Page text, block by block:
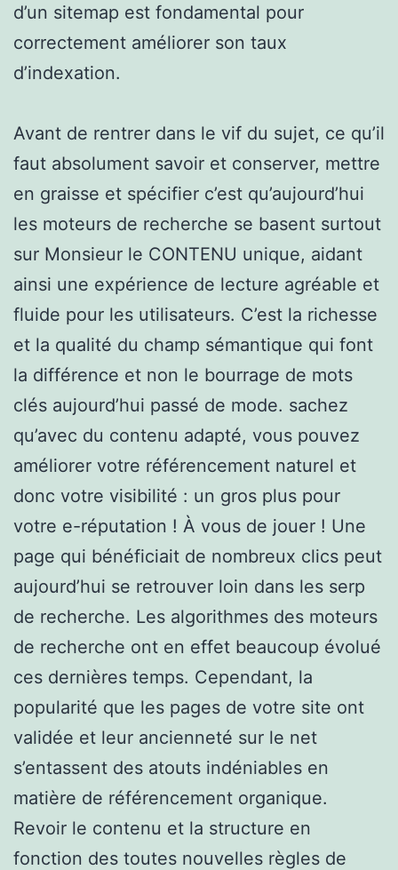
d’un sitemap est fondamental pour
correctement améliorer son taux
d’indexation.
Avant de rentrer dans le vif du sujet, ce qu’il
faut absolument savoir et conserver, mettre
en graisse et spécifier c’est qu’aujourd’hui
les moteurs de recherche se basent surtout
sur Monsieur le CONTENU unique, aidant
ainsi une expérience de lecture agréable et
fluide pour les utilisateurs. C’est la richesse
et la qualité du champ sémantique qui font
la différence et non le bourrage de mots
clés aujourd’hui passé de mode. sachez
qu’avec du contenu adapté, vous pouvez
améliorer votre référencement naturel et
donc votre visibilité : un gros plus pour
votre e-réputation ! À vous de jouer ! Une
page qui bénéficiait de nombreux clics peut
aujourd’hui se retrouver loin dans les serp
de recherche. Les algorithmes des moteurs
de recherche ont en effet beaucoup évolué
ces dernières temps. Cependant, la
popularité que les pages de votre site ont
validée et leur ancienneté sur le net
s’entassent des atouts indéniables en
matière de référencement organique.
Revoir le contenu et la structure en
fonction des toutes nouvelles règles de